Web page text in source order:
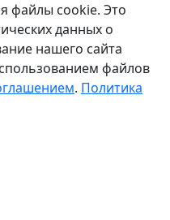
файлы cookie. Это
данных о
нашего сайта
файлов
. Политика